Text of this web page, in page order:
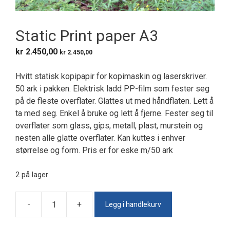
Static Print paper A3
kr 2.450,00 kr 2.450,00
Hvitt statisk kopipapir for kopimaskin og laserskriver.
50 ark i pakken. Elektrisk ladd PP-film som fester seg
på de fleste overflater. Glattes ut med håndflaten. Lett å
ta med seg. Enkel å bruke og lett å fjerne. Fester seg til
overflater som glass, gips, metall, plast, murstein og
nesten alle glatte overflater. Kan kuttes i enhver
størrelse og form. Pris er for eske m/50 ark
2 på lager
-
Static
+ Legg i handlekurv